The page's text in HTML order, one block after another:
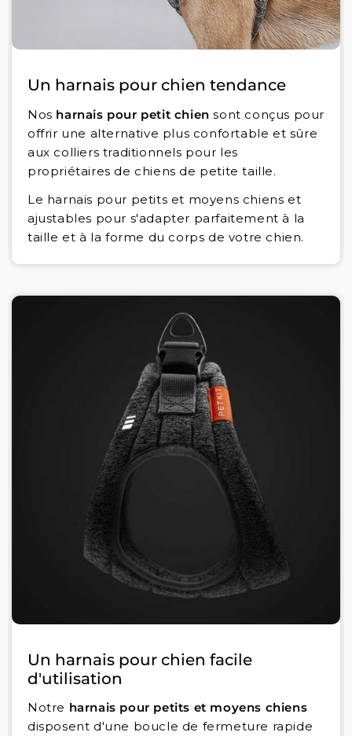
Un harnais pour chien tendance
Nos harnais pour petit chien sont conçus pour
offrir une alternative plus confortable et sûre
aux colliers traditionnels pour les
propriétaires de chiens de petite taille.
Le harnais pour petits et moyens chiens et
ajustables pour s'adapter parfaitement à la
taille et à la forme du corps de votre chien.
Un harnais pour chien facile
d'utilisation
Notre harnais pour petits et moyens chiens
disposent d'une boucle de fermeture rapide